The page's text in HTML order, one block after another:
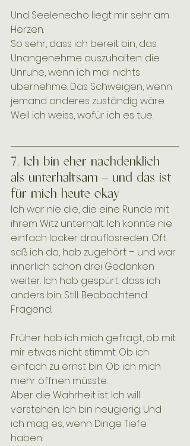
Und Seelenecho liegt mir sehr am
Herzen.
So sehr, dass ich bereit bin, das
Unangenehme auszuhalten: die
Unruhe, wenn ich mal nichts
übernehme. Das Schweigen, wenn
jemand anderes zuständig wäre.
Weil ich weiss, wofür ich es tue.
7. Ich bin eher nachdenklich
als unterhaltsam – und das ist
für mich heute okay
Ich war nie die, die eine Runde mit
ihrem Witz unterhält. Ich konnte nie
einfach locker drauflosreden. Oft
saß ich da, hab zugehört – und war
innerlich schon drei Gedanken
weiter. Ich hab gespürt, dass ich
anders bin. Still. Beobachtend.
Fragend.
Früher hab ich mich gefragt, ob mit
mir etwas nicht stimmt. Ob ich
einfach zu ernst bin. Ob ich mich
mehr öffnen müsste.
Aber die Wahrheit ist: Ich will
verstehen. Ich bin neugierig. Und
ich mag es, wenn Dinge Tiefe
haben.